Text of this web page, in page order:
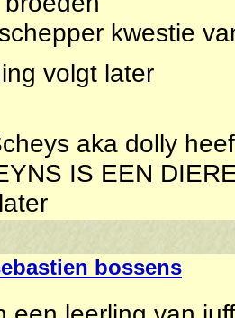
kwestie
volgt later
aka dolly
IS EEN
bossens